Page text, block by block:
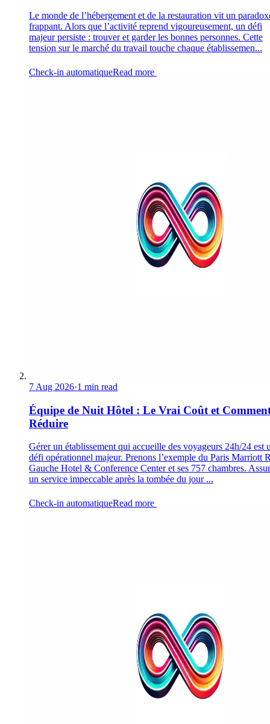
Le monde de l’hébergement et de la restauration vit un
frappant. Alors que l’activité reprend vigoureusement, un défi
majeur persiste : trouver et garder les bonnes personnes. Cette
tension sur le marché du travail touche chaque établissemen...
Check-in automatiqueRead more
7 Aug 2026·1 min read
Équipe de Nuit Hôtel : Le Vrai Coût et
Réduire
Gérer un établissement qui accueille des voyageurs 24h/24 est
défi opérationnel majeur. Prenons l’exemple du Paris Marriott
Gauche Hotel & Conference Center et ses 757 chambres.
un service impeccable après la tombée du jour ...
Check-in automatiqueRead more